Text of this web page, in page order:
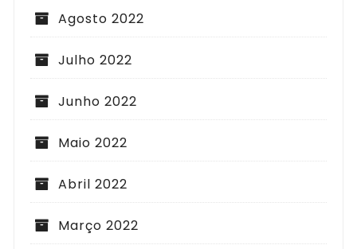
Agosto 2022
Julho 2022
Junho 2022
Maio 2022
Abril 2022
Março 2022